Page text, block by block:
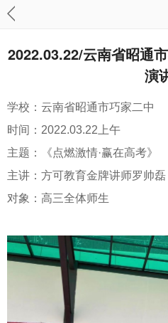
2022.03.22/云南省昭通
演
学校： 云南省昭通市巧家二中
时间：2022.03.22上午
主题：《点燃激情·赢在高考》
主讲：方可教育金牌讲师罗帅磊
对象：高三全体师生